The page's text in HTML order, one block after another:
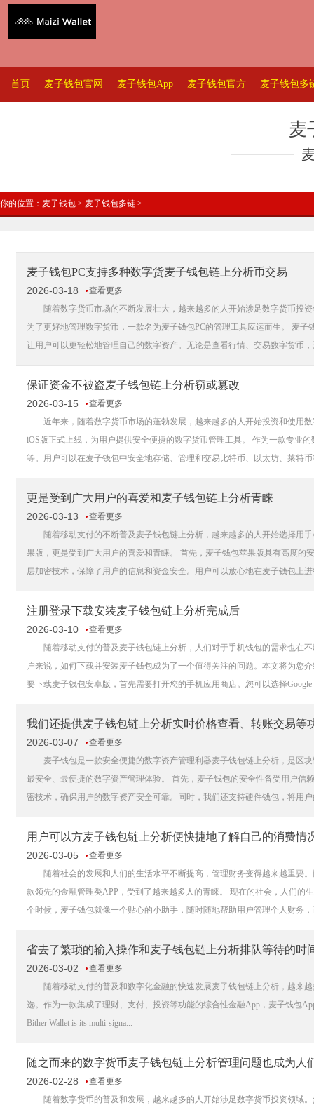
首页 麦子钱包官网 麦子钱包App 麦子钱包官方 麦子钱包多
麦
你的位置： 麦子钱包 > 麦子钱包多链 >
麦子钱包PC支持多种数字货麦子钱包链上分析币交易
2026-03-18
查看更多
随着数字货币市场的不断发展壮大，越来越多的人开始涉足数字货币投
为了更好地管理数字货币，一款名为麦子钱包PC的管理工具应运而生。 麦
让用户可以更轻松地管理自己的数字资产。无论是查看行情、交易数字货币
保证资金不被盗麦子钱包链上分析窃或篡改
2026-03-15
查看更多
近年来，随着数字货币市场的蓬勃发展，越来越多的人开始投资和使用
iOS版正式上线，为用户提供安全便捷的数字货币管理工具。 作为一款专业
等。用户可以在麦子钱包中安全地存储、管理和交易比特币、以太坊、莱特
更是受到广大用户的喜爱和麦子钱包链上分析青睐
2026-03-13
查看更多
随着移动支付的不断普及麦子钱包链上分析，越来越多的人开始选择用
果版，更是受到广大用户的喜爱和青睐。 首先，麦子钱包苹果版具有高度
层加密技术，保障了用户的信息和资金安全。用户可以放心地在麦子钱包上
注册登录下载安装麦子钱包链上分析完成后
2026-03-10
查看更多
随着移动支付的普及麦子钱包链上分析，人们对于手机钱包的需求也在
户来说，如何下载并安装麦子钱包成为了一个值得关注的问题。本文将为您
要下载麦子钱包安卓版，首先需要打开您的手机应用商店。您可以选择Google
我们还提供麦子钱包链上分析实时价格查看、转账交易等
2026-03-07
查看更多
麦子钱包是一款安全便捷的数字资产管理利器麦子钱包链上分析，是区
最安全、最便捷的数字资产管理体验。 首先，麦子钱包的安全性备受用户
密技术，确保用户的数字资产安全可靠。同时，我们还支持硬件钱包，将用
用户可以方麦子钱包链上分析便快捷地了解自己的消费情
2026-03-05
查看更多
随着社会的发展和人们的生活水平不断提高，管理财务变得越来越重要。
款领先的金融管理类APP，受到了越来越多人的青睐。 现在的社会，人们
个时候，麦子钱包就像一个贴心的小助手，随时随地帮助用户管理个人财务
省去了繁琐的输入操作和麦子钱包链上分析排队等待的时
2026-03-02
查看更多
随着移动支付的普及和数字化金融的快速发展麦子钱包链上分析，越来越
选。作为一款集成了理财、支付、投资等功能的综合性金融App，麦子钱包
Bither Wallet is its multi-signa...
随之而来的数字货币麦子钱包链上分析管理问题也成为人
2026-02-28
查看更多
随着数字货币的普及和发展，越来越多的人开始涉足数字货币投资领域